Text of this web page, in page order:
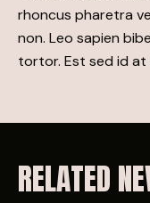
rhoncus pharetra
non. Leo sapien
tortor. Est sed id at
RELATED